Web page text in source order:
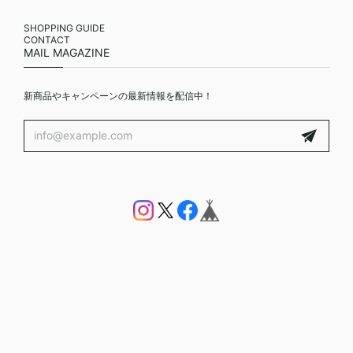
SHOPPING GUIDE
CONTACT
MAIL MAGAZINE
新商品やキャンペーンの最新情報を配信中！